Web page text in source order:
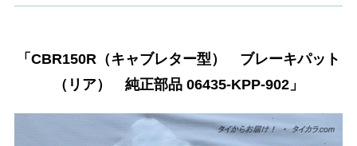
「CBR150R（キャブレター型） ブレーキパット
（リア） 純正部品 06435-KPP-902」